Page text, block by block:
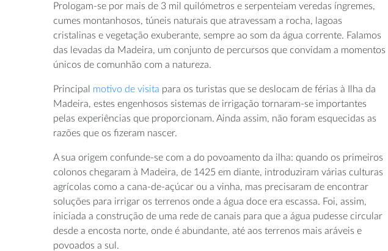
Prologam-se por mais de 3 mil quilómetros e serpenteiam veredas íngremes,
cumes montanhosos, túneis naturais que atravessam a rocha, lagoas
cristalinas e vegetação exuberante, sempre ao som da água corrente. Falamos
das levadas da Madeira, um conjunto de percursos que convidam a momentos
únicos de comunhão com a natureza.
Principal motivo de visita para os turistas que se deslocam de férias à Ilha da
Madeira, estes engenhosos sistemas de irrigação tornaram-se importantes
pelas experiências que proporcionam. Ainda assim, não foram esquecidas as
razões que os fizeram nascer.
A sua origem confunde-se com a do povoamento da ilha: quando os primeiros
colonos chegaram à Madeira, de 1425 em diante, introduziram várias culturas
agrícolas como a cana-de-açúcar ou a vinha, mas precisaram de encontrar
soluções para irrigar os terrenos onde a água doce era escassa. Foi, assim,
iniciada a construção de uma rede de canais para que a água pudesse circular
desde a encosta norte, onde é abundante, até aos terrenos mais aráveis e
povoados a sul.